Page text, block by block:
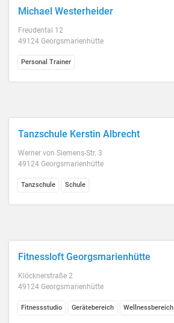
Michael Westerheider
Freudental 12
49124 Georgsmarienhütte
Personal Trainer
Tanzschule Kerstin Albrecht
Werner von Siemens-Str. 3
49124 Georgsmarienhütte
Tanzschule Schule
Fitnessloft Georgsmarienhütte
Klöcknerstraße 2
49124 Georgsmarienhütte
Fitnessstudio Gerätebereich Wellnessbereich